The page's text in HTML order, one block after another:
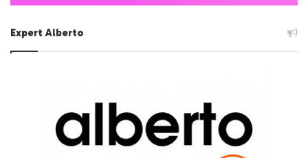
Expert Alberto